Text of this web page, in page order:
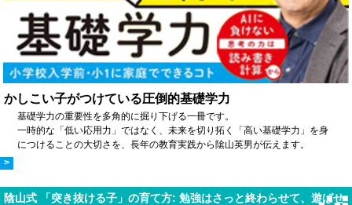
かしこい子がつけている圧倒的基礎学力
基礎学力の重要性を多角的に掘り下げる一冊です。
一時的な「低い応用力」ではなく、未来を切り拓く「高い基礎学力」を身
につけることの大切さを、長年の教育実践から隂山英男が伝えます。
>
陰山式 「突き抜ける子」の育て方: 勉強はさっと終わらせて、遊ばせ